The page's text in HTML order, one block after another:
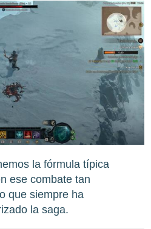
la fórmula típica
ese combate tan
que siempre ha
la saga.